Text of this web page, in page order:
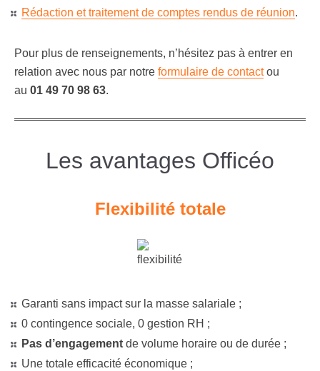
Rédaction et traitement de comptes rendus de réunion.
Pour plus de renseignements, n’hésitez pas à entrer en
relation avec nous par notre formulaire de contactou
au 01 49 70 98 63.
Les avantages Officéo
Flexibilité totale
Garanti sans impact sur la masse salariale ;
0 contingence sociale, 0 gestion RH ;
Pas d’engagement de volume horaire ou de durée ;
Une totale efficacité économique ;